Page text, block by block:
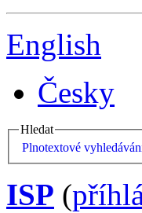
English
Česky
Hledat
Plnotextové
ISP (